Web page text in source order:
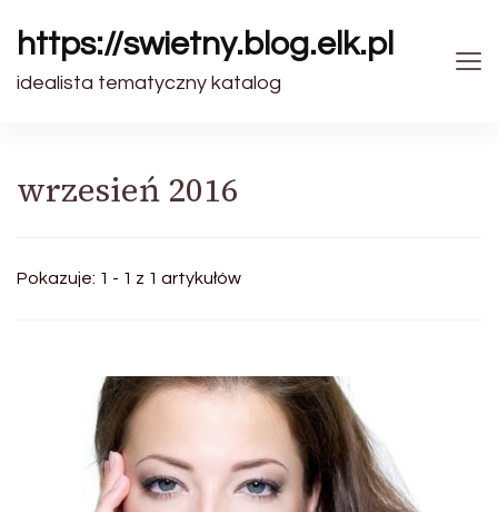
https://swietny.blog.elk.pl
idealista tematyczny katalog
wrzesień 2016
Pokazuje: 1 - 1 z 1 artykułów